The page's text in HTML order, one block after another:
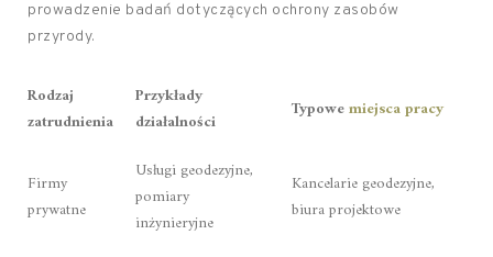
prowadzenie badań dotyczących ochrony zasobów
przyrody.
Rodzaj
zatrudnienia
Przykłady
działalności
Typowemiejsca pracy
Firmy
prywatne
Usługi geodezyjne,
pomiary
inżynieryjne
Kancelarie geodezyjne,
biura projektowe